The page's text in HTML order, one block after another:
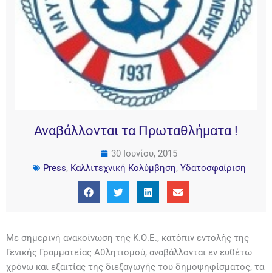
Αναβάλλονται τα Πρωταθλήματα !
30 Ιουνίου, 2015
Press, Καλλιτεχνική Κολύμβηση, Υδατοσφαίριση
Με σημερινή ανακοίνωση της Κ.Ο.Ε., κατόπιν εντολής της
Γενικής Γραμματείας Αθλητισμού, αναβάλλονται εν ευθέτω
χρόνω και εξαιτίας της διεξαγωγής του δημοψηφίσματος, τα